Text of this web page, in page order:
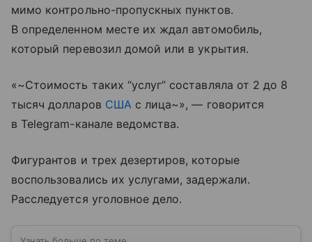
мимо контрольно-пропускных пунктов.
В определенном месте их ждал автомобиль,
который перевозил домой или в укрытия.
«~Стоимость таких “услуг” составляла от 2 до 8
тысяч долларов СШАс лица~», — говорится
в Telegram-канале ведомства.
Фигурантов и трех дезертиров, которые
воспользовались их услугами, задержали.
Расследуется уголовное дело.